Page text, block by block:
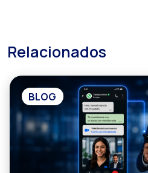
Relacionados
BLOG